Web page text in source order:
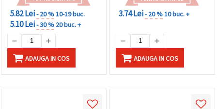
5.82 Lei- 20 %10-19 buc.
5.10 Lei- 30 % 20 buc. +
ADAUGA IN COS
3.74 Lei- 20 %10 buc. +
ADAUGA IN COS